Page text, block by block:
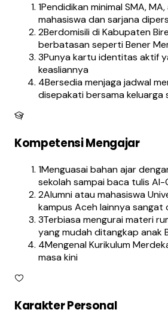
1Pendidikan minimal SMA,
mahasiswa dan sarjana
2Berdomisili di Kabupaten
berbatasan seperti Bener
3Punya kartu identitas aktif
keasliannya
4Bersedia menjaga jadwal
disepakati bersama keluarga
Kompetensi Mengajar
1Menguasai bahan ajar
sekolah sampai baca tulis Al-
2Alumni atau mahasiswa
kampus Aceh lainnya sangat
3Terbiasa mengurai materi
yang mudah ditangkap anak
4Mengenal Kurikulum
masa kini
Karakter Personal